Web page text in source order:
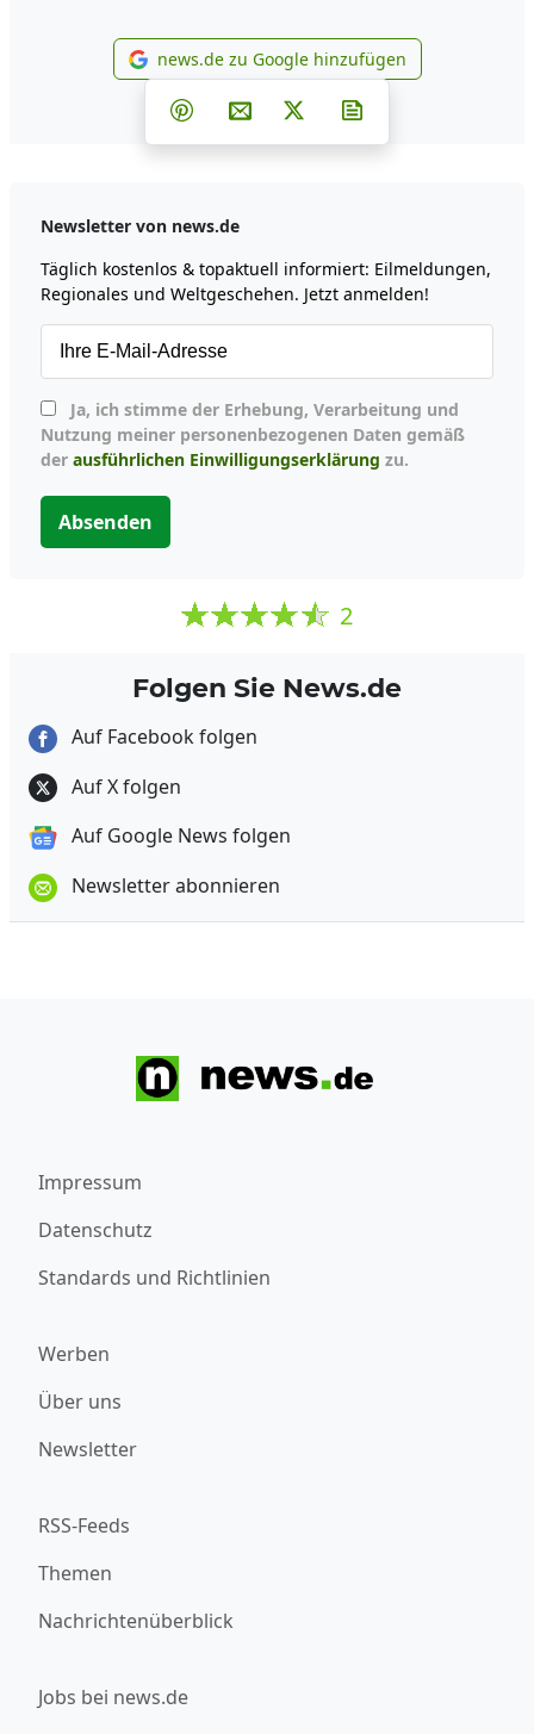
news.de zu Google
news.de zu Google hinzufügen
Teilen auf Facebook
Teilen auf Whatsapp
Teilen auf Telegram
Teilen auf Pinterest
Per E-Mail teilen
Post auf X
Newsletter von news.de
Täglich kostenlos & topaktuell informiert: Eilmeldungen,
Regionales und Weltgeschehen. Jetzt anmelden!
Nutzung meiner personenbezogenen Daten gemäß
der ausführlichen Einwilligungserklärung zu.
Absenden
2
Folgen Sie News.de
Auf Facebook folgen
Auf X folgen
Auf Google News folgen
Newsletter abonnieren
Impressum
Datenschutz
Standards und Richtlinien
Werben
Über uns
Newsletter
RSS-Feeds
Themen
Nachrichtenüberblick
Jobs bei news.de